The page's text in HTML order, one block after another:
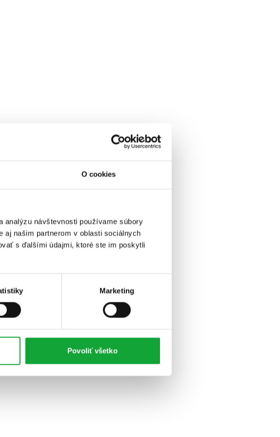
O cookies
analýzu návštevnosti používame súbory
aj našim partnerom v oblasti sociálnych
s ďalšími údajmi, ktoré ste im poskytli
Marketing
Povoliť všetko